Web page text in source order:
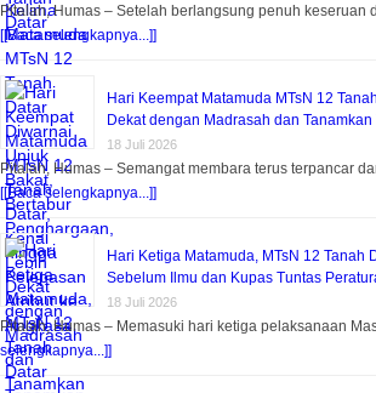
Pitalah, Humas – Setelah berlangsung penuh keseruan
[[Baca selengkapnya...]]
Hari Keempat Matamuda MTsN 12
Dekat dengan Madrasah dan
18 Juli 2026
Pitalah, Humas – Semangat membara terus terpancar
[[Baca selengkapnya...]]
Hari Ketiga Matamuda, MTsN 12 Tanah
Sebelum Ilmu dan Kupas Tuntas
18 Juli 2026
Pitalah, Humas – Memasuki hari ketiga pelaksanaan
selengkapnya...]]